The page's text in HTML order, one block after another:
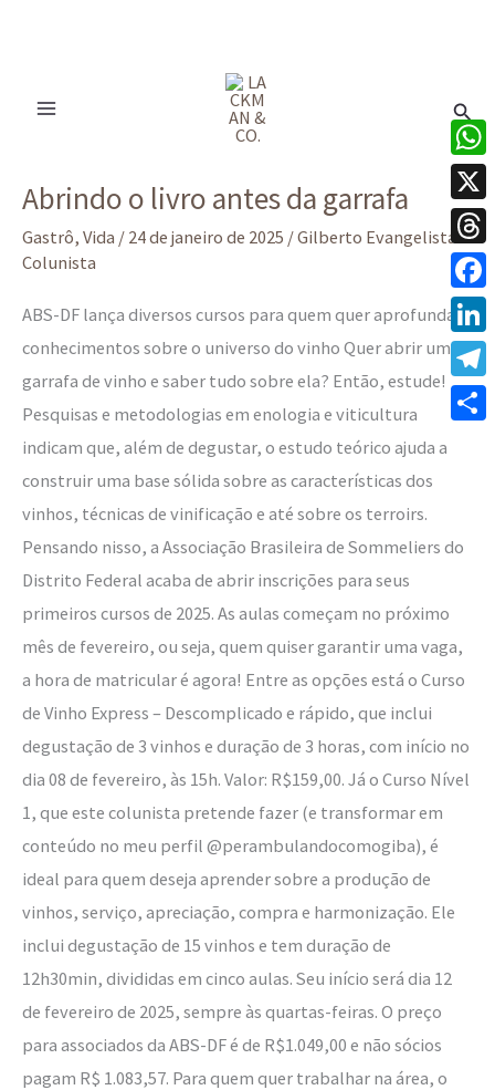
Abrindo o livro antes da garrafa
Gastrô, Vida / 24 de janeiro de 2025 /Gilberto Evangelista -
Colunista
ABS-DF lança diversos cursos para quem quer aprofundar
conhecimentos sobre o universo do vinho Quer abrir uma
garrafa de vinho e saber tudo sobre ela? Então, estude!
Pesquisas e metodologias em enologia e viticultura
indicam que, além de degustar, o estudo teórico ajuda a
construir uma base sólida sobre as características dos
vinhos, técnicas de vinificação e até sobre os terroirs.
Pensando nisso, a Associação Brasileira de Sommeliers do
Distrito Federal acaba de abrir inscrições para seus
primeiros cursos de 2025. As aulas começam no próximo
mês de fevereiro, ou seja, quem quiser garantir uma vaga,
a hora de matricular é agora! Entre as opções está o Curso
de Vinho Express – Descomplicado e rápido, que inclui
degustação de 3 vinhos e duração de 3 horas, com início no
dia 08 de fevereiro, às 15h. Valor: R$159,00. Já o Curso Nível
1, que este colunista pretende fazer (e transformar em
conteúdo no meu perfil @perambulandocomogiba), é
ideal para quem deseja aprender sobre a produção de
vinhos, serviço, apreciação, compra e harmonização. Ele
inclui degustação de 15 vinhos e tem duração de
12h30min, divididas em cinco aulas. Seu início será dia 12
de fevereiro de 2025, sempre às quartas-feiras. O preço
para associados da ABS-DF é de R$1.049,00 e não sócios
pagam R$ 1.083,57. Para quem quer trabalhar na área, o
o
livro
antes
X